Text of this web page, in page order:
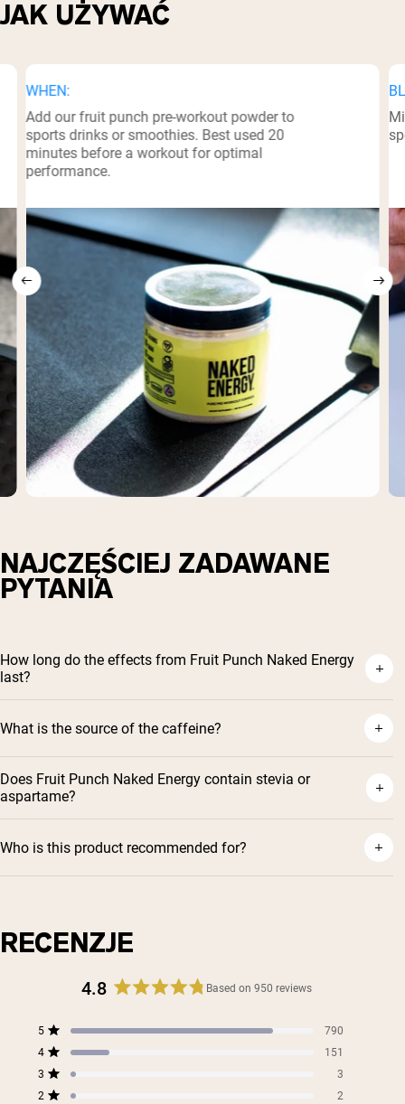
JAK UŻYWAĆ
WHEN:
Add our fruit punch pre-workout powder to
sports drinks or smoothies. Best used 20
minutes before a workout for optimal
performance.
NAJCZĘŚCIEJ ZADAWANE
PYTANIA
How long do the effects from Fruit Punch Naked Energy
last?
What is the source of the caffeine?
Does Fruit Punch Naked Energy contain stevia or
aspartame?
Who is this product recommended for?
RECENZJE
4.8
out
Based on 950 reviews
5 790
Total
5
star
reviews:
790
4 151
Total
4
star
reviews:
151
3 3
Total
3
star
reviews:
3
2 2
Total
2
star
reviews:
2
Total
1
star
reviews:
4